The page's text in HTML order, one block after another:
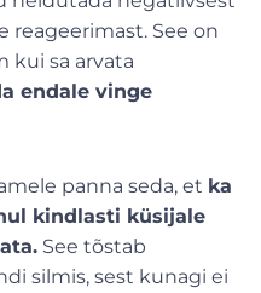
reageerimast. See on
kui sa arvata
endale vinge
panna seda, et ka
kindlasti küsijale
See tõstab
silmis, sest kunagi ei